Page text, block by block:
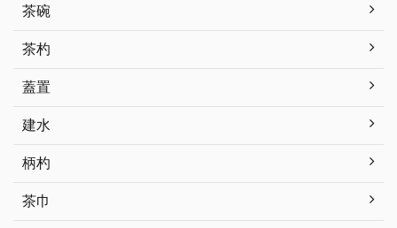
茶碗
茶杓
蓋置
建水
柄杓
茶巾